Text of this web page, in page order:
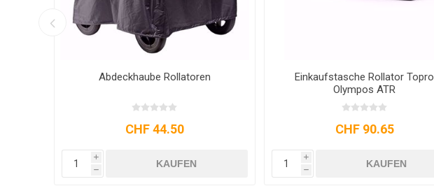
Abdeckhaube Rollatoren
CHF 44.50
i
h
KAUFEN
Einkaufstasche Rollator Topro
Olympos ATR
CHF 90.65
i
h
KAUFEN